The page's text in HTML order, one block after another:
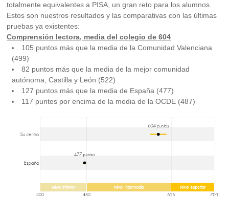
totalmente equivalentes a PISA, un gran reto para los alumnos.
Estos son nuestros resultados y las comparativas con las últimas
pruebas ya existentes:
Comprensión lectora, media del colegio de 604
105 puntos más que la media de la Comunidad Valenciana
(499)
82 puntos más que la media de la mejor comunidad
autónoma, Castilla y León (522)
127 puntos más que la media de España (477)
117 puntos por encima de la media de la OCDE (487)